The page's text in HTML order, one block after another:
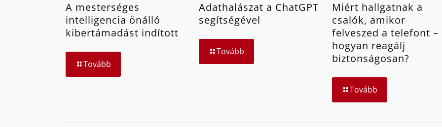
A mesterséges
intelligencia önálló
kibertámadást indított
Tovább
Adathalászat a ChatGPT
segítségével
Tovább
Miért hallgatnak a
csalók, amikor
felveszed a telefont –
hogyan reagálj
biztonságosan?
Tovább